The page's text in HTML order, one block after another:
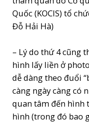
Quốc (KOCIS) tổ
Đỗ Hải Hà)
– Lý do thứ 4 cũng
hình lấy liền ở
dễ dàng theo đuổi
càng ngày càng có
quan tâm đến hình
hình (trong đó bao